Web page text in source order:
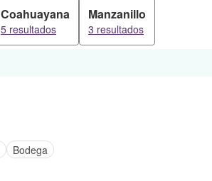
Coahuayana
5 resultados
Manzanillo
3 resultados
Bodega